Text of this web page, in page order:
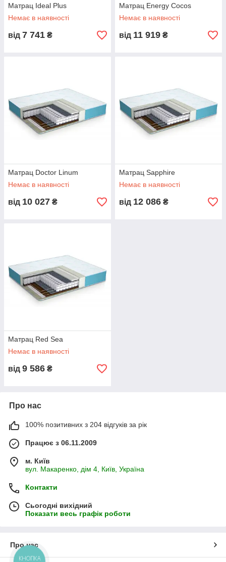
Матрац Ideal Plus
Немає в наявності
від 7 741 ₴
Матрац Energy Cocos
Немає в наявності
від 11 919 ₴
Матрац Doctor Linum
Немає в наявності
від 10 027 ₴
Матрац Sapphire
Немає в наявності
від 12 086 ₴
Матрац Red Sea
Немає в наявності
від 9 586 ₴
Про нас
100% позитивних з 204 відгуків за рік
Працює з 06.11.2009
м. Київ
вул. Макаренко, дім 4, Київ, Україна
Контакти
Сьогодні вихідний
Показати весь графік роботи
Про нас
КНОПКА